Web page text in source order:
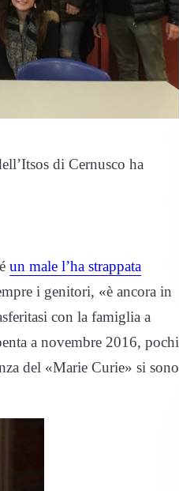
di Cernusco ha
un male l’ha strappata
i genitori, «è ancora in
con la famiglia a
a novembre 2016, pochi
del «Marie Curie» si sono